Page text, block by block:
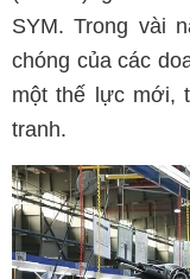
SYM. Trong vài
chóng của các
một thế lực mới,
tranh.